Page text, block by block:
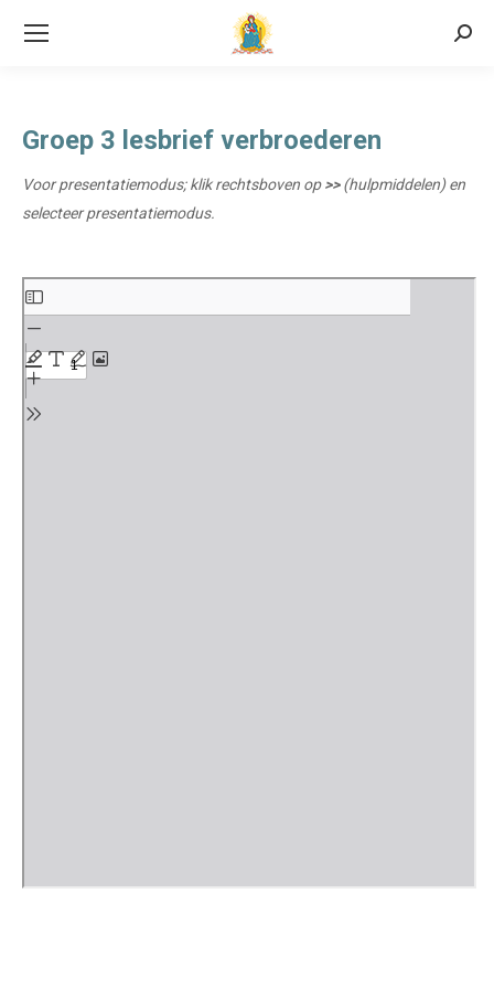
Groep 3 lesbrief verbroederen
Voor presentatiemodus; klik rechtsboven op>>(hulpmiddelen) en
selecteer presentatiemodus.
Ga
naar
de
PDF
inhoud